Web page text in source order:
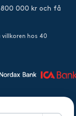
000 kr och få
hos 40